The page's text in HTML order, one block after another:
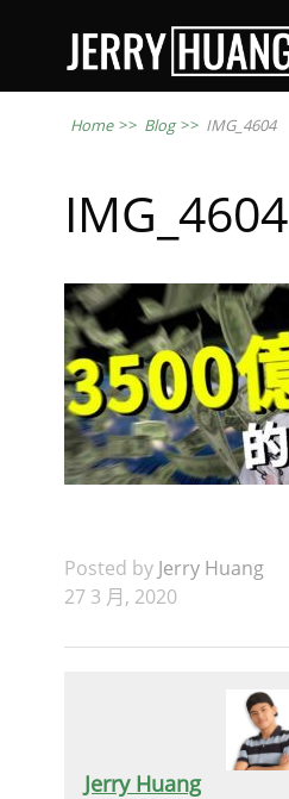
Home >> Blog >> IMG_4604
IMG_4604
Posted by Jerry Huang
27 3 月, 2020
Jerry Huang